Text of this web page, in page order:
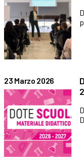
23 Marzo 2026